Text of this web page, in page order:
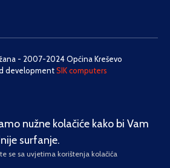
- 2007-2024 Općina Kreševo
developmentSIK computers
nužne kolačiće kako bi Vam
surfanje.
se sa uvjetima korištenja kolačića